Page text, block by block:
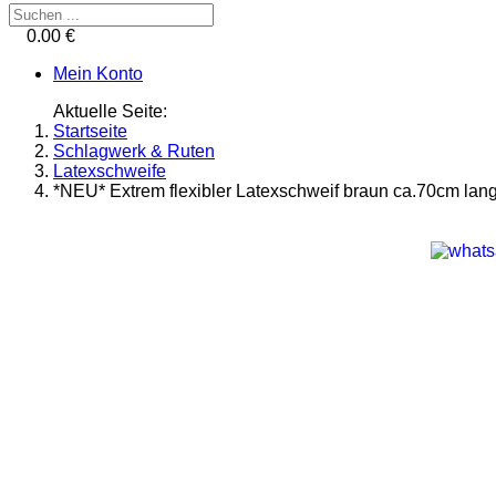
0.00 €
Mein Konto
Aktuelle Seite:
Startseite
Schlagwerk & Ruten
Latexschweife
*NEU* Extrem flexibler Latexschweif braun ca.70cm